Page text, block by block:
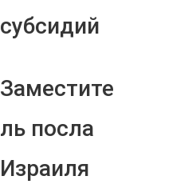
субсидий
Заместите
ль посла
Израиля